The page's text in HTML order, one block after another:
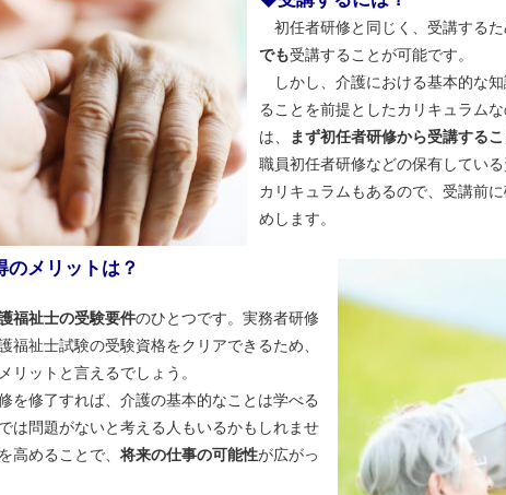
初任者研修と同じく、受講するた
でも受講することが可能です。
しかし、介護における基本的な
ることを前提としたカリキュラム
は、
まず初任者研修から受講する
職員初任者研修などの保有してい
カリキュラムもあるので、受講前
めします。
メリットは？
福祉士の受験要件のひとつです。実務者研修
福祉士試験の受験資格をクリアできるため、
リットと言えるでしょう。
を修了すれば、介護の基本的なことは学べる
は問題がないと考える人もいるかもしれませ
高めることで、 将来の仕事の可能性が広がっ